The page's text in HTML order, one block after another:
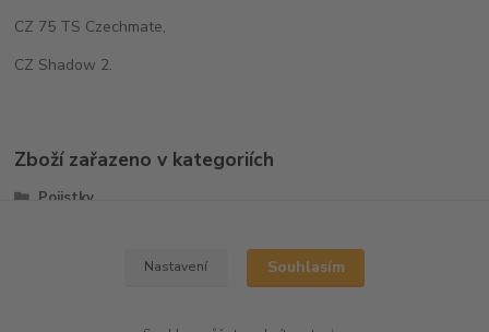
CZ 75 TS Czechmate,
CZ Shadow 2.
Zboží zařazeno v kategoriích
Pojistky
Nastavení Souhlasím